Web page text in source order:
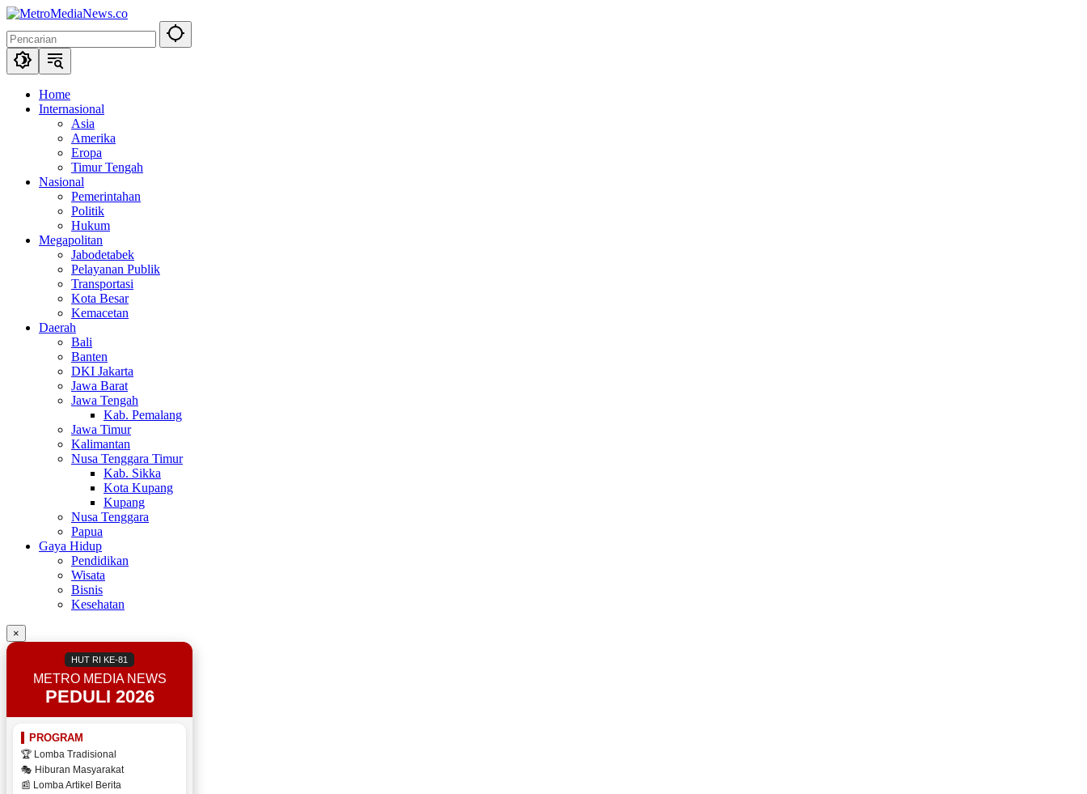
Langsung
konten
Home
Internasional
Asia
Amerika
Eropa
Timur Tengah
Nasional
Pemerintahan
Politik
Hukum
Megapolitan
Jabodetabek
Pelayanan Publik
Transportasi
Kota Besar
Kemacetan
Daerah
Bali
Banten
DKI Jakarta
Jawa Barat
Jawa Tengah
Kab. Pemalang
Jawa Timur
Kalimantan
Nusa Tenggara Timur
Kab. Sikka
Kota Kupang
Kupang
Nusa Tenggara
Papua
Gaya Hidup
Pendidikan
Wisata
Bisnis
Kesehatan
×
HUT RI KE-81
METRO MEDIA NEWS
PEDULI 2026
PROGRAM
🏆 Lomba Tradisional
🎭 Hiburan Masyarakat
📰 Lomba Artikel Berita